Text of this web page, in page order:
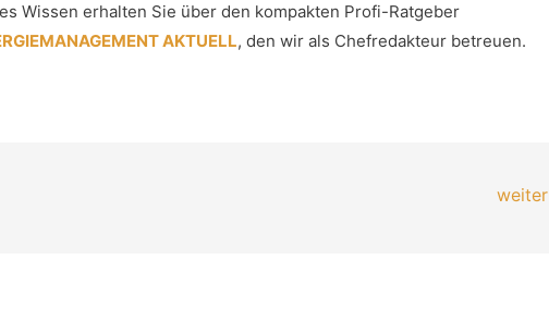
Wissen erhalten Sie über den kompakten Profi-Ratgeber
AKTUELL, den wir als Chefredakteur betreuen.
weiter